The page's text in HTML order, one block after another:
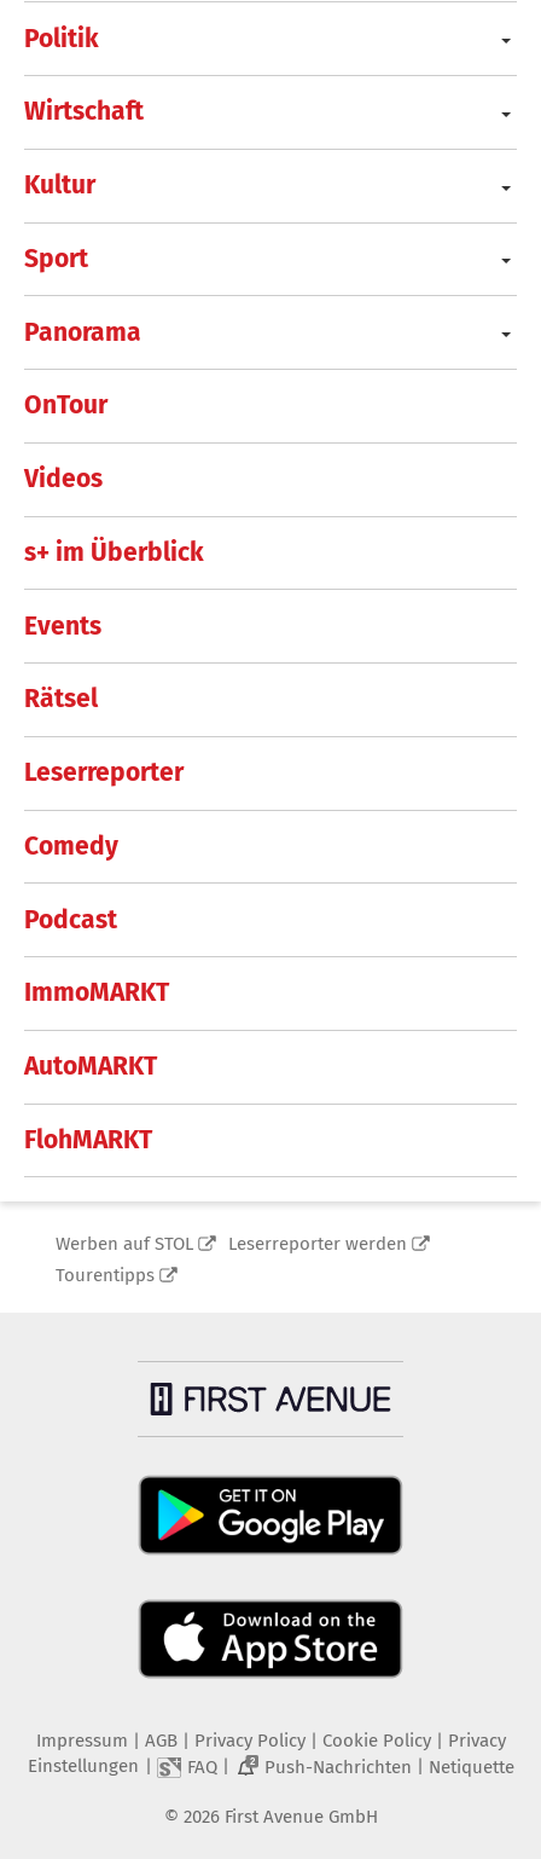
Politik
Wirtschaft
Kultur
Sport
Panorama
OnTour
Videos
s+ im Überblick
Events
Rätsel
Leserreporter
Comedy
Podcast
ImmoMARKT
AutoMARKT
FlohMARKT
Werben auf STOL
Leserreporter werden
Tourentipps
Impressum AGB Privacy Policy| Cookie Policy| Privacy
Einstellungen
FAQ| 2 Push-Nachrichten Netiquette
© 2026 First Avenue GmbH